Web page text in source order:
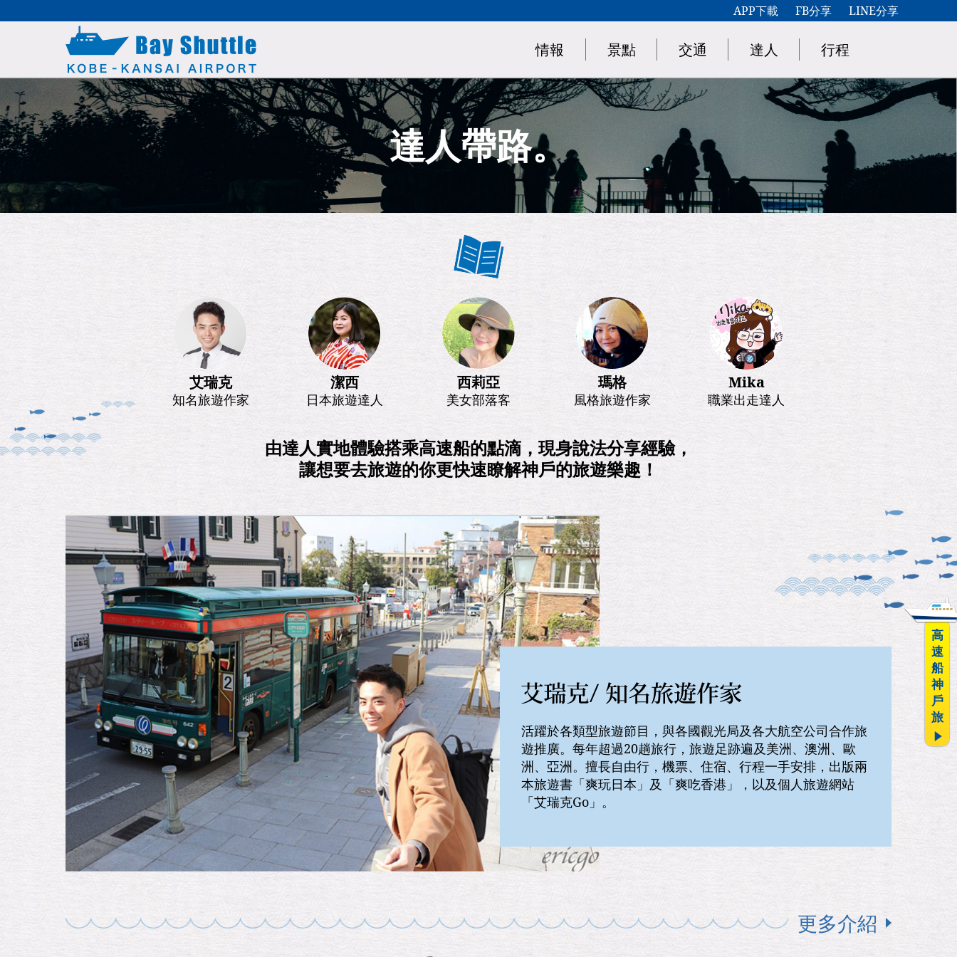
APP下載 FB分享 LINE分享
情報 景點 交通 達人 行程
達人帶路。
艾瑞克
知名旅遊作家
潔西
日本旅遊達人
西莉亞
美女部落客
瑪格
風格旅遊作家
Mika
職業出走達人
由達人實地體驗搭乘高速船的點滴，現身說法分享經驗，
讓想要去旅遊的你更快速瞭解神戶的旅遊樂趣！
活躍於各類型旅遊節目，與各國觀光局及各大航空公司合作旅
遊推廣。每年超過20趟旅行，旅遊足跡遍及美洲、澳洲、歐
洲、亞洲。擅長自由行，機票、住宿、行程一手安排，出版兩
本旅遊書「爽玩日本」及「爽吃香港」，以及個人旅遊網站
「艾瑞克Go」。
更多介紹
高
速
船
神
戶
旅